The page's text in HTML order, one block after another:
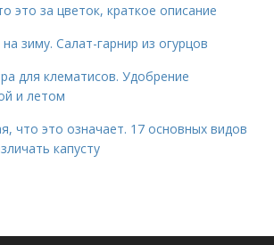
это за цветок, краткое описание
зиму. Салат-гарнир из огурцов
для клематисов. Удобрение
и летом
что это означает. 17 основных видов
капусту